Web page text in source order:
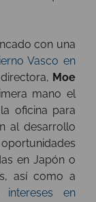
con una
Vasco en
Moe
mano el
oficina para
al desarrollo
en Japón o
así como a
intereses en